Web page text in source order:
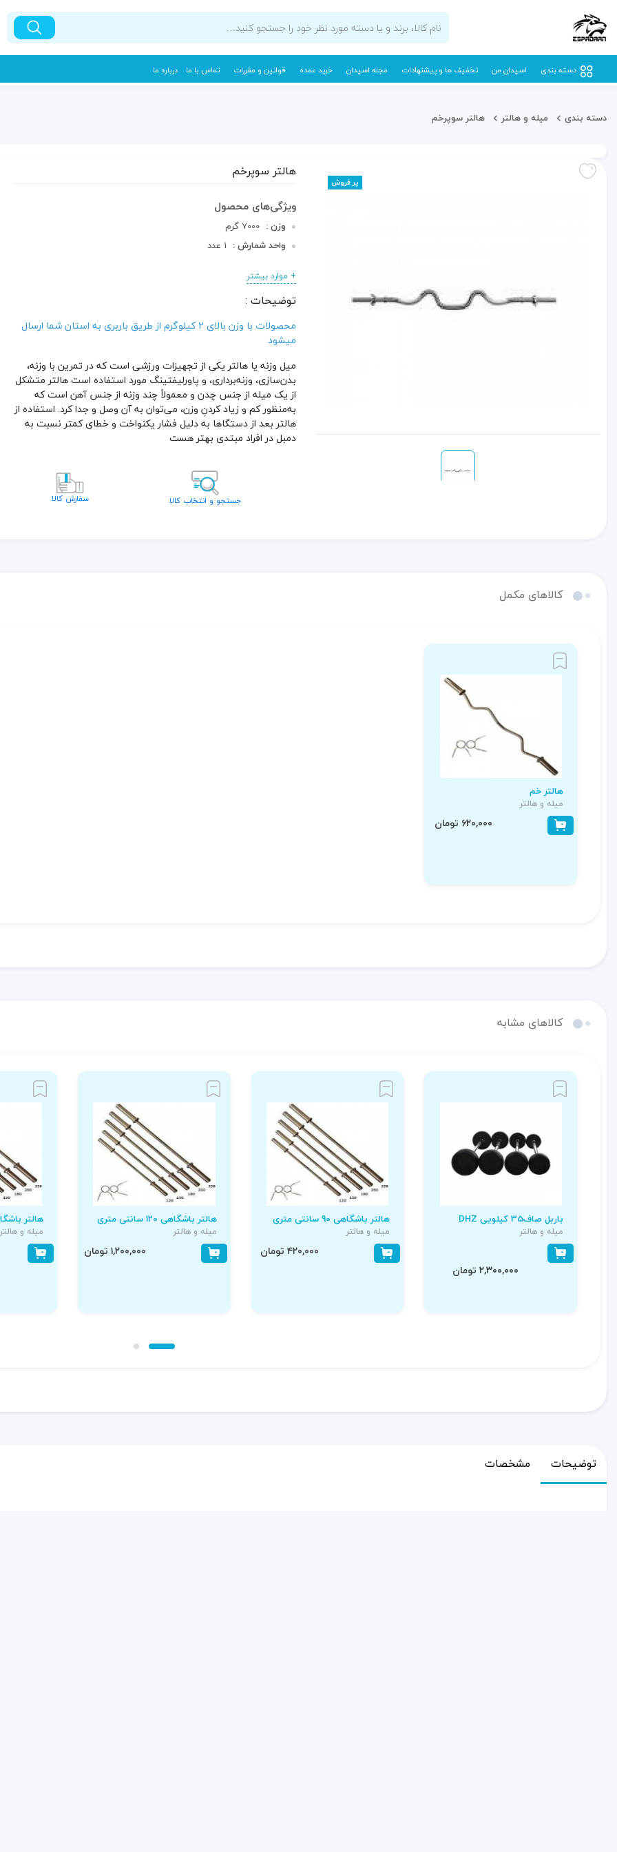
دسته بندی اسپدان من تخفیف ها و پیشنهادات مجله اسپدان خرید عمده قوانین و مقررات تماس با ما درباره ما
دسته بندی میله و هالتر هالتر سوپرخم
پر فروش
هالتر سوپرخم
وزن : 7000 گرم
واحد شمارش : 1 عدد
+ موارد بیشتر
توضیحات :
محصولات با وزن بالای 2 کیلوگرم از طریق باربری به استان شما ارسال
میشود
میل وزنه یا هالتر یکی از تجهیزات ورزشی است که در تمرین با وزنه،
بدن‌سازی، وزنه‌برداری، و پاورلیفتینگ مورد استفاده است هالتر متشکل
از یک میله از جنس چدن و معمولاً چند وزنه از جنس آهن است که
به‌منظور کم و زیاد کردنِ وزن، می‌توان به آن وصل و جدا کرد. استفاده از
هالتر بعد از دستگاها به دلیل فشار یکنواخت و خطای کمتر نسبت به
دمبل در افراد مبتدی بهتر هست
جستجو و انتخاب کالا سفارش کالا
کالاهای مکمل
هالتر خم
میله و هالتر
۶۲۰,۰۰۰ تومان
کالاهای مشابه
باربل صاف35 کیلویی DHZ
میله و هالتر
۲,۳۰۰,۰۰۰ تومان
هالتر باشگاهی 90 سانتی متری
میله و هالتر
۴۲۰,۰۰۰ تومان
هالتر باشگاهی 120 سانتی متری
میله و هالتر
۱,۲۰۰,۰۰۰ تومان
هالتر باشگاهی 150
میله و هالتر
توضیحات مشخصات